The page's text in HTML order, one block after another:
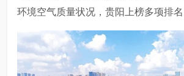
环境空气质量状况，贵阳上榜多项排名